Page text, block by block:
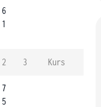
6
1
2 3 Kurs
7
5